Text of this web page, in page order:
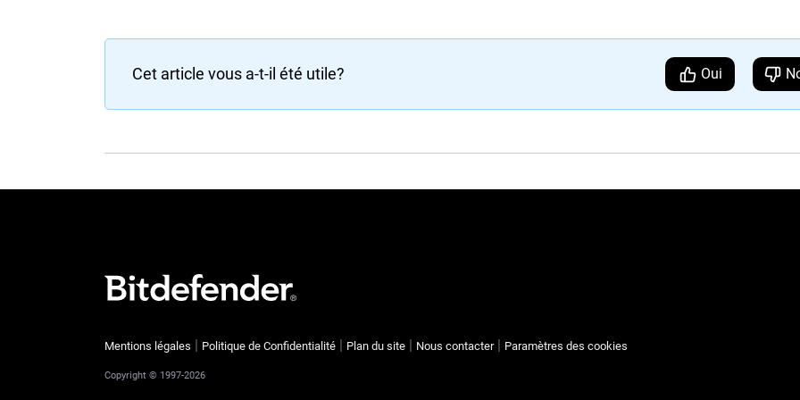
Cet article vous a-t-il été utile? Oui
Mentions légales Politique de Confidentialité Plan du site Nous contacter Paramètres des cookies
Copyright © 1997-2026